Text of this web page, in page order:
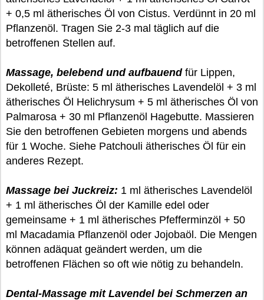
+ 0,5 ml ätherisches Öl von Cistus. Verdünnt in 20 ml
Pflanzenöl. Tragen Sie 2-3 mal täglich auf die
betroffenen Stellen auf.
Massage, belebend und aufbauendfür Lippen,
Dekolleté, Brüste: 5 ml ätherisches Lavendelöl + 3 ml
ätherisches Öl Helichrysum + 5 ml ätherisches Öl von
Palmarosa + 30 ml Pflanzenöl Hagebutte. Massieren
Sie den betroffenen Gebieten morgens und abends
für 1 Woche. Siehe Patchouli ätherisches Öl für ein
anderes Rezept.
Massage bei Juckreiz: 1 ml ätherisches Lavendelöl
+ 1 ml ätherisches Öl der Kamille edel oder
gemeinsame + 1 ml ätherisches Pfefferminzöl + 50
ml Macadamia Pflanzenöl oder Jojobaöl. Die Mengen
können adäquat geändert werden, um die
betroffenen Flächen so oft wie nötig zu behandeln.
Dental-Massage mit Lavendel bei Schmerzen an